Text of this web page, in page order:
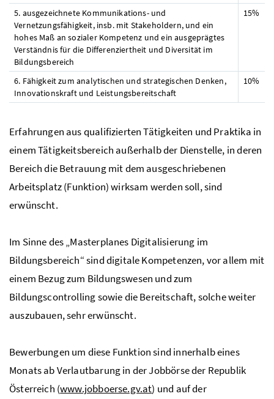
5. ausgezeichnete Kommunikations- und
Vernetzungsfähigkeit, insb. mit Stakeholdern, und ein
hohes Maß an sozialer Kompetenz und ein ausgeprägtes
Verständnis für die Differenziertheit und Diversität im
Bildungsbereich
15%
6. Fähigkeit zum analytischen und strategischen Denken,
Innovationskraft und Leistungsbereitschaft
10%
Erfahrungen aus qualifizierten Tätigkeiten und Praktika in
einem Tätigkeitsbereich außerhalb der Dienstelle, in deren
Bereich die Betrauung mit dem ausgeschriebenen
Arbeitsplatz (Funktion) wirksam werden soll, sind
erwünscht.
Im Sinne des „Masterplanes Digitalisierung im
Bildungsbereich“ sind digitale Kompetenzen, vor allem mit
einem Bezug zum Bildungswesen und zum
Bildungscontrolling sowie die Bereitschaft, solche weiter
auszubauen, sehr erwünscht.
Bewerbungen um diese Funktion sind innerhalb eines
Monats ab Verlautbarung in der Jobbörse der Republik
Österreich (www.jobboerse.gv.at) und auf der